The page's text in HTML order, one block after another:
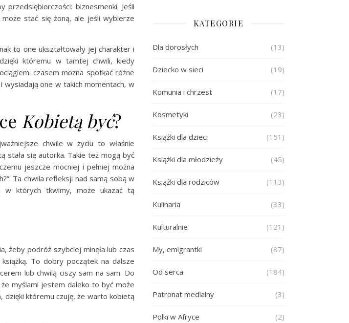
biznesmenki. Jeśli
stać się żoną, ale jeśli wybierze
to one ukształtowały jej charakter i
któremu w tamtej chwili, kiedy
czasem można spotkać różne
one w takich momentach, w
Kobietą być?
chwile w życiu to właśnie
stała się autorka. Takie też mogą być
jeszcze mocniej i pełniej można
Ta chwila refleksji nad samą sobą w
w których tkwimy, może ukazać tą
żeby podróż szybciej minęła lub czas
To dobry początek na dalsze
lub chwilą ciszy sam na sam. Do
myślami jestem daleko to być może
dzięki któremu czuję, że warto kobietą
KATEGORIE
Dla dorosłych (13)
Dziecko w sieci (19)
Komunia i chrzest (17)
Kosmetyki (23)
Książki dla dzieci (151)
Książki dla młodzieży (45)
Książki dla rodziców (113)
Kulinaria (33)
Kulturalnie (121)
My, emigrantki (87)
Od serca (184)
Patronat medialny (3)
Polki w Afryce (2)